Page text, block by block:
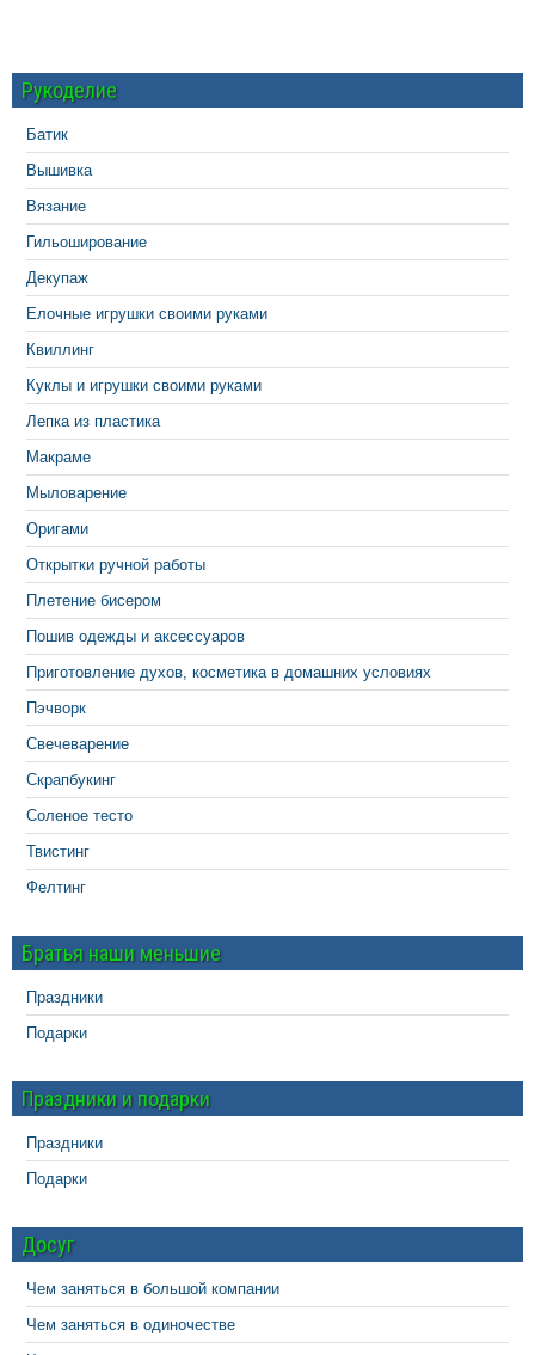
Рукоделие
Батик
Вышивка
Вязание
Гильоширование
Декупаж
Елочные игрушки своими руками
Квиллинг
Куклы и игрушки своими руками
Лепка из пластика
Макраме
Мыловарение
Оригами
Открытки ручной работы
Плетение бисером
Пошив одежды и аксессуаров
Приготовление духов, косметика в домашних условиях
Пэчворк
Свечеварение
Скрапбукинг
Соленое тесто
Твистинг
Фелтинг
Братья наши меньшие
Праздники
Подарки
Праздники и подарки
Праздники
Подарки
Досуг
Чем заняться в большой компании
Чем заняться в одиночестве